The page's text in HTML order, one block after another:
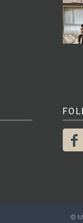
©